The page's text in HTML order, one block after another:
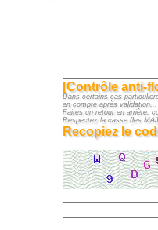
[Contrôle anti-
Dans certains cas
en compte après
Faites un retour en arrière,
Respectez la casse (les
Recopiez le